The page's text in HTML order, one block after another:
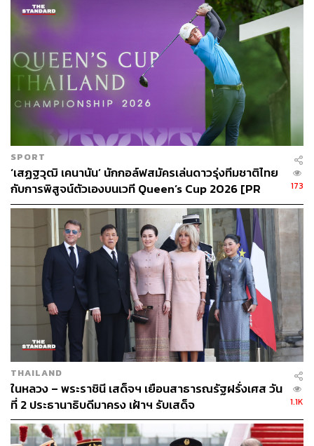
ภาพ: สำนักพระราชวัง
TAGS:
เทศกาลตรุษจีน
สมเด็จพระนางเจ้าสุทิดา พัชรสุธาพิมลลักษณ พระบรม
ราชินี
สมเด็จพระเจ้าอยู่หัวมหาวชิราลงกรณ บดินทรเทพยวรา
งกูร
SPORT
‘เสฏฐวุฒิ เคนานัน’ นักกอล์ฟสมัครเล่นดาวรุ่งทีมชาติไทย
กับการพิสูจน์ตัวเองบนเวที Queen’s Cup 2026 [PR
News]
173
THAILAND
ในหลวง – พระราชินี เสด็จฯ เยือนสาธารณรัฐฝรั่งเศส วัน
ที่ 2 ประธานาธิบดีมาครง เฝ้าฯ รับเสด็จ
1.1K